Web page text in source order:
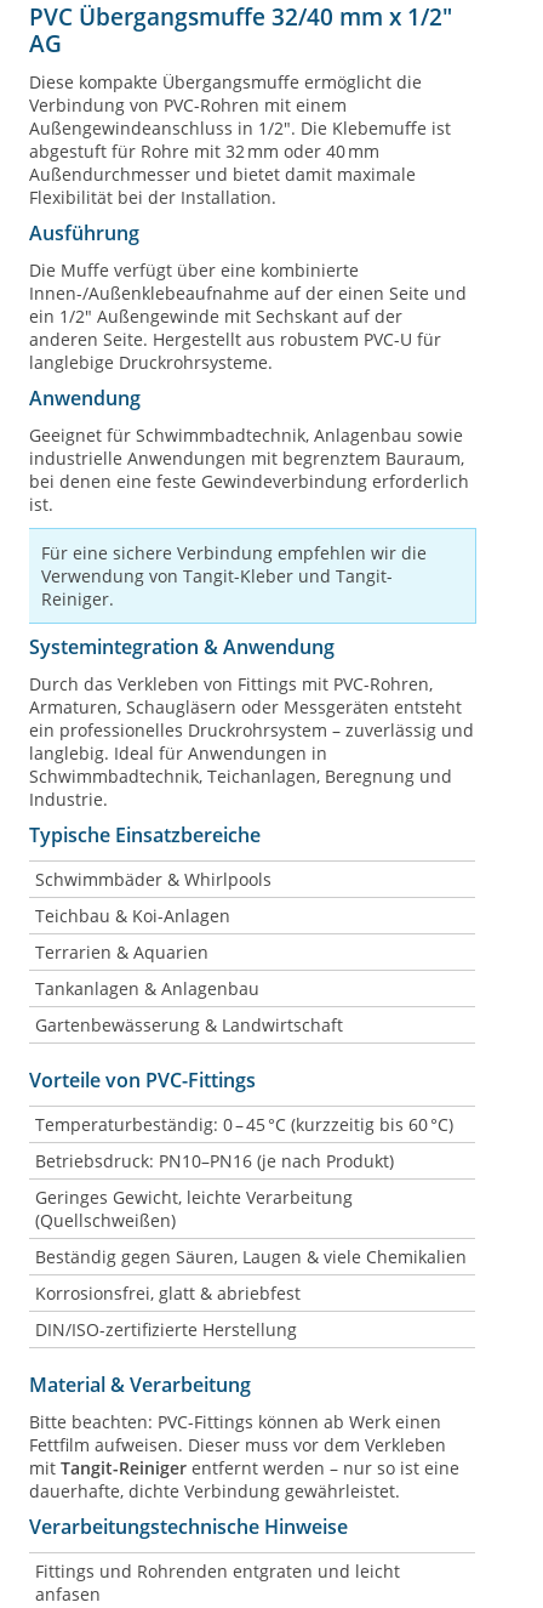
PVC Übergangsmuffe 32/40 mm x 1/2"
AG
Diese kompakte Übergangsmuffe ermöglicht die
Verbindung von PVC-Rohren mit einem
Außengewindeanschluss in 1/2". Die Klebemuffe ist
abgestuft für Rohre mit 32 mm oder 40 mm
Außendurchmesser und bietet damit maximale
Flexibilität bei der Installation.
Ausführung
Die Muffe verfügt über eine kombinierte
Innen-/Außenklebeaufnahme auf der einen Seite und
ein 1/2" Außengewinde mit Sechskant auf der
anderen Seite. Hergestellt aus robustem PVC-U für
langlebige Druckrohrsysteme.
Anwendung
Geeignet für Schwimmbadtechnik, Anlagenbau sowie
industrielle Anwendungen mit begrenztem Bauraum,
bei denen eine feste Gewindeverbindung erforderlich
ist.
Für eine sichere Verbindung empfehlen wir die
Verwendung von Tangit-Kleber und Tangit-
Reiniger.
Systemintegration & Anwendung
Durch das Verkleben von Fittings mit PVC-Rohren,
Armaturen, Schaugläsern oder Messgeräten entsteht
ein professionelles Druckrohrsystem – zuverlässig und
langlebig. Ideal für Anwendungen in
Schwimmbadtechnik, Teichanlagen, Beregnung und
Industrie.
Typische Einsatzbereiche
Schwimmbäder & Whirlpools
Teichbau & Koi-Anlagen
Terrarien & Aquarien
Tankanlagen & Anlagenbau
Gartenbewässerung & Landwirtschaft
Vorteile von PVC-Fittings
Temperaturbeständig: 0 – 45 °C (kurzzeitig bis 60 °C)
Betriebsdruck: PN10–PN16 (je nach Produkt)
Geringes Gewicht, leichte Verarbeitung
(Quellschweißen)
Beständig gegen Säuren, Laugen & viele Chemikalien
Korrosionsfrei, glatt & abriebfest
DIN/ISO-zertifizierte Herstellung
Material & Verarbeitung
Bitte beachten: PVC-Fittings können ab Werk einen
Fettfilm aufweisen. Dieser muss vor dem Verkleben
mit Tangit-Reiniger entfernt werden – nur so ist eine
dauerhafte, dichte Verbindung gewährleistet.
Verarbeitungstechnische Hinweise
Fittings und Rohrenden entgraten und leicht
anfasen